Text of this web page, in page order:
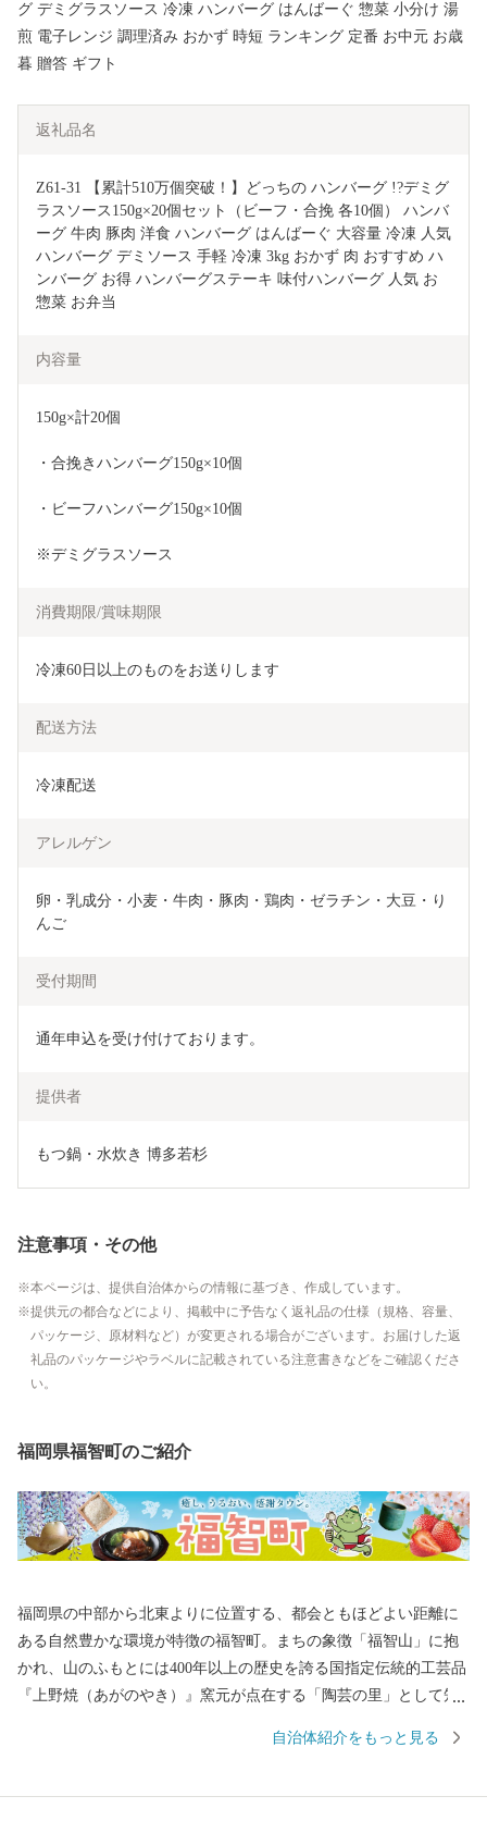
グ デミグラスソース 冷凍 ハンバーグ はんばーぐ 惣菜 小分け 湯
煎 電子レンジ 調理済み おかず 時短 ランキング 定番 お中元 お歳
暮 贈答 ギフト
返礼品名
Z61-31 【累計510万個突破！】どっちの ハンバーグ !?デミグ
ラスソース150g×20個セット（ビーフ・合挽 各10個） ハンバ
ーグ 牛肉 豚肉 洋食 ハンバーグ はんばーぐ 大容量 冷凍 人気
ハンバーグ デミソース 手軽 冷凍 3kg おかず 肉 おすすめ ハ
ンバーグ お得 ハンバーグステーキ 味付ハンバーグ 人気 お
惣菜 お弁当
内容量
150g×計20個
・合挽きハンバーグ150g×10個
・ビーフハンバーグ150g×10個
※デミグラスソース
消費期限/賞味期限
冷凍60日以上のものをお送りします
配送方法
冷凍配送
アレルゲン
卵・乳成分・小麦・牛肉・豚肉・鶏肉・ゼラチン・大豆・り
んご
受付期間
通年申込を受け付けております。
提供者
もつ鍋・水炊き 博多若杉
注意事項・その他
本ページは、提供自治体からの情報に基づき、作成しています。
提供元の都合などにより、掲載中に予告なく返礼品の仕様（規格、容量、
パッケージ、原材料など）が変更される場合がございます。お届けした返
礼品のパッケージやラベルに記載されている注意書きなどをご確認くださ
い。
福岡県福智町のご紹介
福岡県の中部から北東よりに位置する、都会ともほどよい距離に
ある自然豊かな環境が特徴の福智町。まちの象徴「福智山」に抱
かれ、山のふもとには400年以上の歴史を誇る国指定伝統的工芸品
『上野焼（あがのやき）』窯元が点在する「陶芸の里」として知
かりの古刹「興国寺」、宮本武蔵ゆかりの「常立寺」などが点
自治体紹介をもっと見る